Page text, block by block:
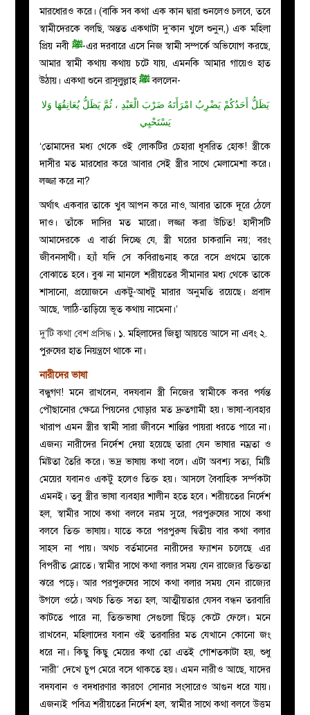
মারধোরও করে। (বাকি সব কথা এক কান দ্বারা শুনলেও চলবে, তবে
স্বামীদেরকে বলছি, অন্তত একথাটা দু’কান খুলে শুনুন,) এক মহিলা
প্রিয় নবী ﷺ-এর দরবারে এসে নিজ স্বামী সম্পর্কে অভিযোগ করছে,
আমার স্বামী কথায় কথায় চটে যায়, এমনকি আমার গায়েও হাত
উঠায়। একথা শুনে রাসূলুল্লাহﷺবললেন-
يَظَلُّ أَحَدُكُمْ يَضْرِبُ امْرَأَتَهُ ضَرْبَ الْعَبْدِ ، ثُمَّ يَظَلُّ يُعَانِقُهَا وَلا
يَسْتَحْيِي
‘তোমাদের মধ্য থেকে ওই লোকটির চেহারা ধূসরিত হোক! স্ত্রীকে
দাসীর মত মারধোর করে আবার সেই স্ত্রীর সাথে মেলামেশা করে।
লজ্জা করে না?
অর্থাৎ একবার তাকে খুব আপন করে নাও, আবার তাকে দূরে ঠেলে
দাও। তাঁকে দাসির মত মারো। লজ্জা করা উচিত! হাদীসটি
আমাদেরকে এ বার্তা দিচ্ছে যে, স্ত্রী ঘরের চাকরানি নয়; বরং
জীবনসাথী। হ্যাঁ যদি সে কবিরাগুনাহ করে বসে প্রথমে তাকে
বোঝাতে হবে। বুঝ না মানলে শরীয়তের সীমানার মধ্য থেকে তাকে
শাসানো, প্রয়োজনে একটু-আধটু মারার অনুমতি রয়েছে। প্রবাদ
আছে, ‘লাঠি-তাড়িয়ে ভূত কথায় নামেনা।’
দু’টি কথা বেশ প্রসিদ্ধ। ১. মহিলাদের জিহ্বা আয়ত্তে আসে না এবং ২.
পুরুষের হাত নিয়ন্ত্রণে থাকে না।
নারীদের ভাষা
বন্ধুগণ! মনে রাখবেন, বদযবান স্ত্রী নিজের স্বামীকে কবর পর্যন্ত
পৌছানোর ক্ষেত্রে পিয়নের ঘোড়ার মত দ্রুতগামী হয়। ভাষা-ব্যবহার
খারাপ এমন স্ত্রীর স্বামী সারা জীবনে শান্তির পায়রা ধরতে পারে না।
এজন্য নারীদের নির্দেশ দেয়া হয়েছে তারা যেন ভাষার নম্রতা ও
মিষ্টতা তৈরি করে। ভদ্র ভাষায় কথা বলে। এটা অবশ্য সত্য, মিষ্টি
মেয়ের যবানও একটু হলেও তিক্ত হয়। আসলে বৈবাহিক সর্ম্পকটা
এমনই। তবু স্ত্রীর ভাষা ব্যবহার শালীন হতে হবে। শরীয়তের নির্দেশ
হল, স্বামীর সাথে কথা বলবে নরম সুরে, পরপুরুষের সাথে কথা
বলবে তিক্ত ভাষায়। যাতে করে পরপুরুষ দ্বিতীয় বার কথা বলার
সাহস না পায়। অথচ বর্তমানের নারীদের ফ্যাশন চলেছে এর
বিপরীত স্রোতে। স্বামীর সাথে কথা বলার সময় যেন রাজ্যের তিক্ততা
ঝরে পড়ে। আর পরপুরুষের সাথে কথা বলার সময় যেন রাজ্যের
উগলে ওঠে। অথচ তিক্ত সত্য হল, আত্মীয়তার যেসব বন্ধন তরবারি
কাটতে পারে না, তিক্তভাষা সেগুলো ছিঁড়ে কেটে ফেলে। মনে
রাখবেন, মহিলাদের যবান ওই তরবারির মত যেখানে কোনো জং
ধরে না। কিছু কিছু মেয়ের কথা তো এতই গোশতকাটা হয়, শুধু
‘নারী’ দেখে চুপ মেরে বসে থাকতে হয়। এমন নারীও আছে, যাদের
বদযবান ও বদধারণার কারণে সোনার সংসারেও আগুন ধরে যায়।
এজন্যই পবিত্র শরীয়তের নির্দেশ হল, স্বামীর সাথে কথা বলবে উত্তম